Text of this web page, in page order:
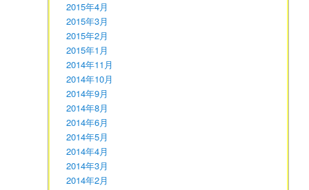
2015年4月
2015年3月
2015年2月
2015年1月
2014年11月
2014年10月
2014年9月
2014年8月
2014年6月
2014年5月
2014年4月
2014年3月
2014年2月